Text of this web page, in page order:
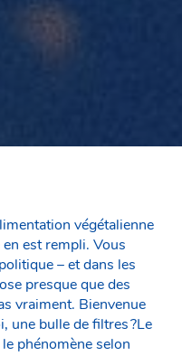
végétalienne
est rempli. Vous
– et dans les
presque que des
vraiment. Bienvenue
une bulle de filtres ?Le
phénomène selon